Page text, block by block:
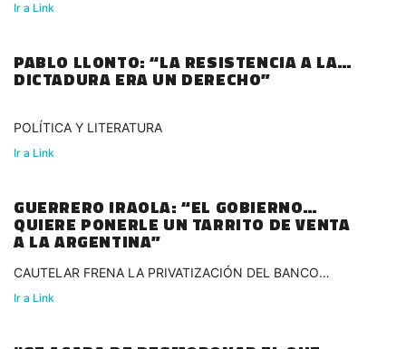
Ir a Link
PABLO LLONTO: “LA RESISTENCIA A LA
DICTADURA ERA UN DERECHO”
POLÍTICA Y LITERATURA
Ir a Link
GUERRERO IRAOLA: “EL GOBIERNO
QUIERE PONERLE UN TARRITO DE VENTA
A LA ARGENTINA”
CAUTELAR FRENA LA PRIVATIZACIÓN DEL BANCO
NACIÓN
Ir a Link